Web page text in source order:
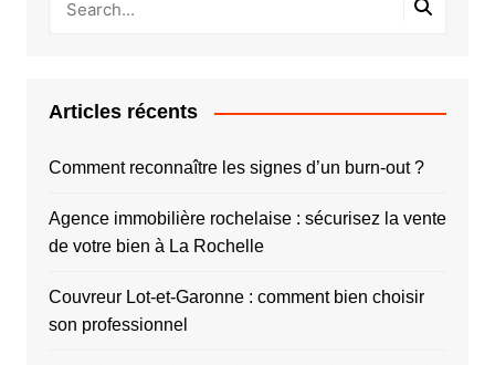
Articles récents
Comment reconnaître les signes d’un burn-out ?
Agence immobilière rochelaise : sécurisez la vente
de votre bien à La Rochelle
Couvreur Lot-et-Garonne : comment bien choisir
son professionnel